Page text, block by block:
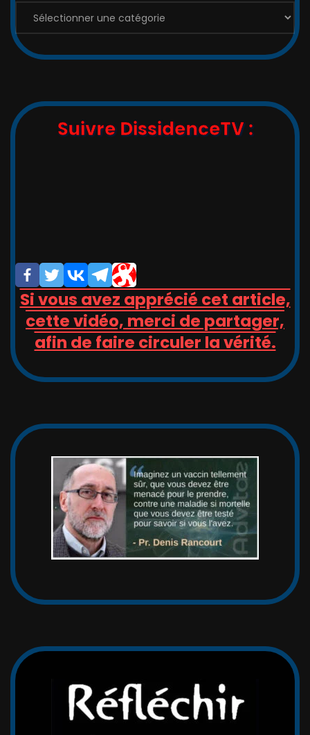
Catégories
Suivre DissidenceTV :
Si vous avez apprécié cet article,
cette vidéo, merci de partager,
afin de faire circuler la vérité.